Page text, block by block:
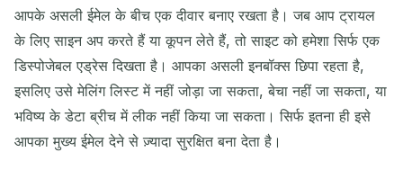
कॉपी QR
चयनित हटाएं ईमेल बदलें
आपके असली ईमेल के बीच एक दीवार बनाए रखता है। जब आप ट्रायल
के लिए साइन अप करते हैं या कूपन लेते हैं, तो साइट को हमेशा सिर्फ एक
डिस्पोजेबल एड्रेस दिखता है। आपका असली इनबॉक्स छिपा रहता है,
इसलिए उसे मेलिंग लिस्ट में नहीं जोड़ा जा सकता, बेचा नहीं जा सकता, या
भविष्य के डेटा ब्रीच में लीक नहीं किया जा सकता। सिर्फ इतना ही इसे
आपका मुख्य ईमेल देने से ज़्यादा सुरक्षित बना देता है।